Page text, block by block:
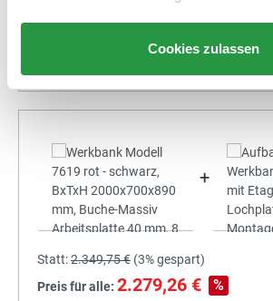
Cookies zulassen
%
In den
+
Statt:2.349,75 € (3%gespart)
Preis für alle: 2.279,26 € %